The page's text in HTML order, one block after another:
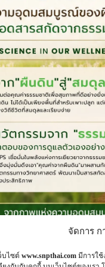
จัดการ ก
บไซต์ www.snpthai.com มีการใ